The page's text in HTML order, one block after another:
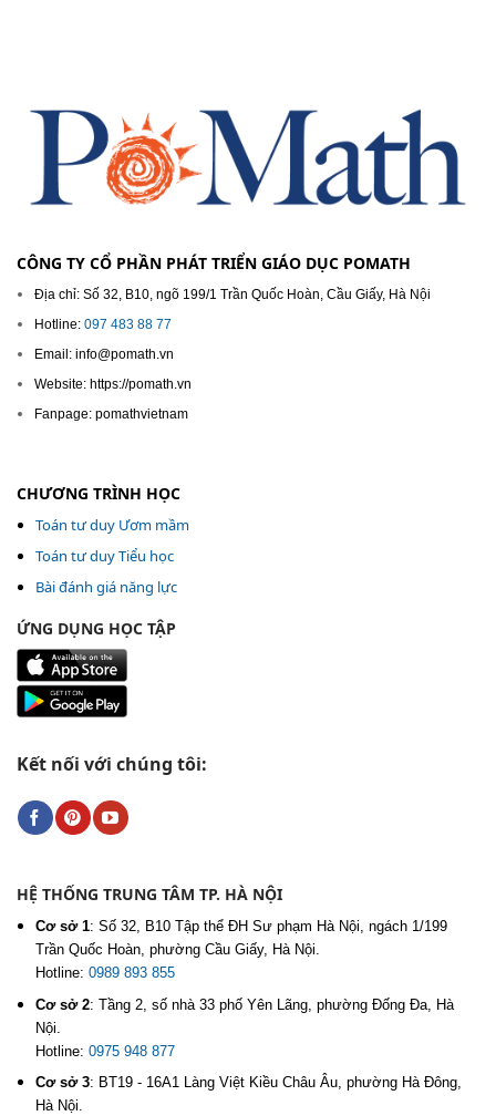
CÔNG TY CỔ PHẦN PHÁT TRIỂN GIÁO DỤC POMATH
Địa chỉ: Số 32, B10, ngõ 199/1 Trần Quốc Hoàn, Cầu Giấy, Hà Nội
Hotline: 097 483 88 77
Email: info@pomath.vn
Website: https://pomath.vn
Fanpage: pomathvietnam
CHƯƠNG TRÌNH HỌC
Toán tư duy Ươm mầm
Toán tư duy Tiểu học
Bài đánh giá năng lực
ỨNG DỤNG HỌC TẬP
Kết nối với chúng tôi:
HỆ THỐNG TRUNG TÂM TP. HÀ NỘI
Cơ sở 1: Số 32, B10 Tập thể ĐH Sư phạm Hà Nội, ngách 1/199
Trần Quốc Hoàn, phường Cầu Giấy, Hà Nội.
Hotline: 0989 893 855
Cơ sở 2: Tầng 2, số nhà 33 phố Yên Lãng, phường Đống Đa, Hà
Nội.
Hotline: 0975 948 877
Cơ sở 3: BT19 - 16A1 Làng Việt Kiều Châu Âu, phường Hà Đông,
Hà Nội.